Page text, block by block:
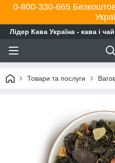
0-800-330-665
Лідер Кава Україна - кава і
Товари та послуги